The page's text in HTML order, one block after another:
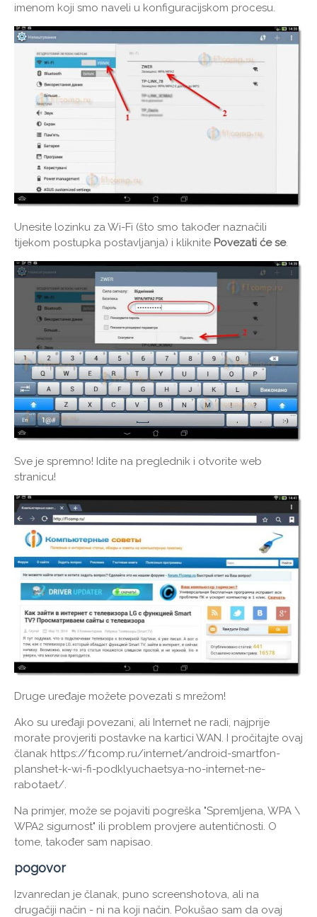
imenom koji smo naveli u konfiguracijskom procesu.
Unesite lozinku za Wi-Fi (što smo također naznačili
tijekom postupka postavljanja) i kliknite Povezati će se.
Sve je spremno! Idite na preglednik i otvorite web
stranicu!
Druge uređaje možete povezati s mrežom!
Ako su uređaji povezani, ali Internet ne radi, najprije
morate provjeriti postavke na kartici WAN. I pročitajte ovaj
članak https://f1comp.ru/internet/android-smartfon-
planshet-k-wi-fi-podklyuchaetsya-no-internet-ne-
rabotaet/.
Na primjer, može se pojaviti pogreška "Spremljena, WPA \
WPA2 sigurnost" ili problem provjere autentičnosti. O
tome, također sam napisao.
pogovor
Izvanredan je članak, puno screenshotova, ali na
drugačiji način - ni na koji način. Pokušao sam da ovaj